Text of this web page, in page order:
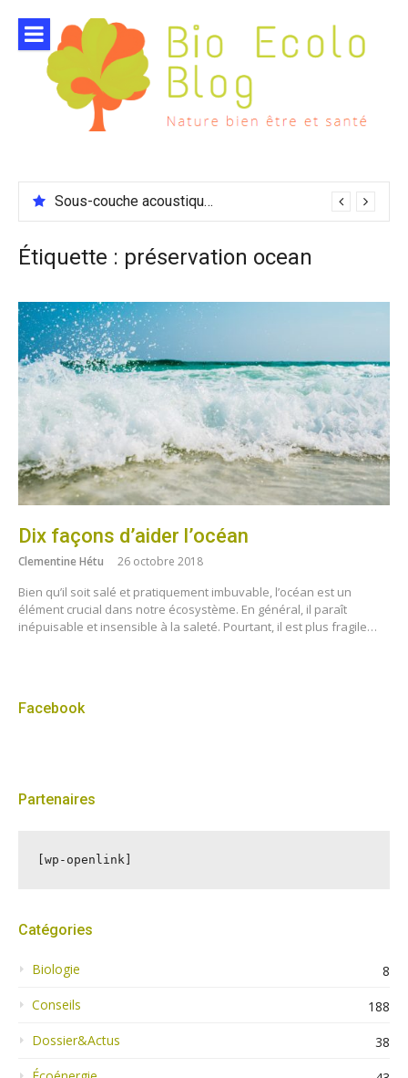
contenu
Sous-couche acoustique compatible chauffage sol
Étiquette : préservation ocean
Dix façons d’aider l’océan
Clementine Hétu 26 octobre 2018
Bien qu’il soit salé et pratiquement imbuvable, l’océan est un
élément crucial dans notre écosystème. En général, il paraît
inépuisable et insensible à la saleté. Pourtant, il est plus fragile…
Facebook
Partenaires
[wp-openlink]
Catégories
Biologie
8
Conseils
188
Dossier&Actus
38